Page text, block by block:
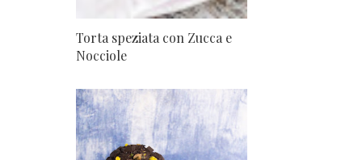
Torta speziata con Zucca e
Nocciole